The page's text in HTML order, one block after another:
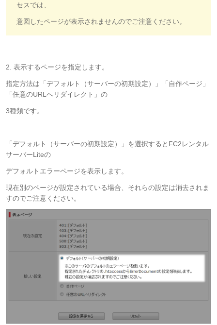
セスでは、
意図したページが表示されませんのでご注意ください。
2. 表示するページを指定します。
指定方法は「デフォルト（サーバーの初期設定）」「自作ページ」
「任意のURLへリダイレクト」の
3種類です。
「デフォルト（サーバーの初期設定）」を選択するとFC2レンタル
サーバーLiteの
デフォルトエラーページを表示します。
現在別のページが設定されている場合、それらの設定は消去されま
すのでご注意ください。